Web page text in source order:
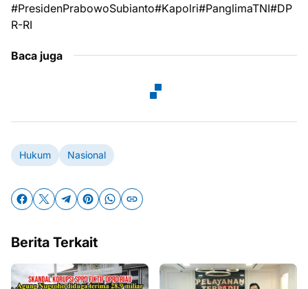
#PresidenPrabowoSubianto#Kapolri#PanglimaTNI#DP
R-RI
Baca juga
Hukum Nasional
Berita Terkait